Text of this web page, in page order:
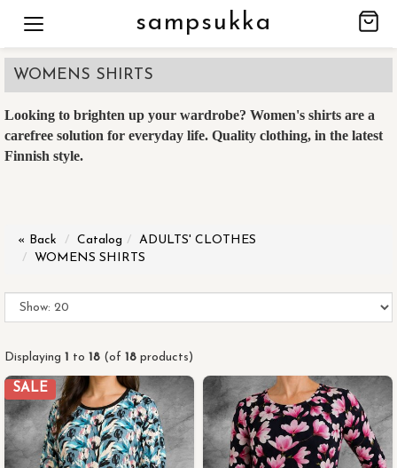
sampsukka
WOMENS SHIRTS
Looking to brighten up your wardrobe? Women's shirts are a
carefree solution for everyday life. Quality clothing, in the latest
Finnish style.
« Back Catalog
ADULTS' CLOTHES
WOMENS SHIRTS
Displaying 1 to 18 (of 18 products)
SALE